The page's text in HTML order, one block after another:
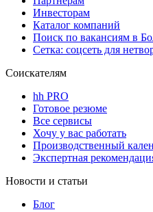
Инвесторам
Каталог компаний
Поиск по вакансиям в
Сетка: соцсеть для
Соискателям
hh PRO
Готовое резюме
Все сервисы
Хочу у вас работать
Производственный
Экспертная
Новости и статьи
Блог